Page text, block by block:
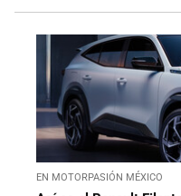
EN MOTORPASIÓN MÉXICO